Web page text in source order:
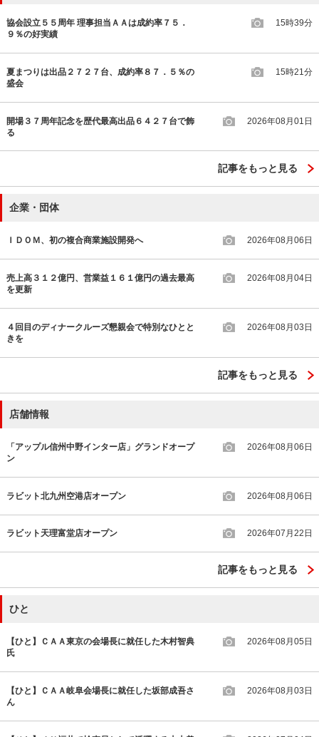
協会設立５５周年 理事担当ＡＡは成約率７５．
９％の好実績
15時39分
夏まつりは出品２７２７台、成約率８７．５％の
盛会
15時21分
開場３７周年記念を歴代最高出品６４２７台で飾
る
2026年08月01日
記事をもっと見る
企業・団体
ＩＤＯＭ、初の複合商業施設開発へ 2026年08月06日
売上高３１２億円、営業益１６１億円の過去最高
を更新
2026年08月04日
４回目のディナークルーズ懇親会で特別なひとと
きを
2026年08月03日
記事をもっと見る
店舗情報
「アップル信州中野インター店」グランドオープ
ン
2026年08月06日
ラビット北九州空港店オープン 2026年08月06日
ラビット天理富堂店オープン 2026年07月22日
記事をもっと見る
ひと
【ひと】ＣＡＡ東京の会場長に就任した木村智典
氏
2026年08月05日
【ひと】ＣＡＡ岐阜会場長に就任した坂部成吾さ
ん
2026年08月03日